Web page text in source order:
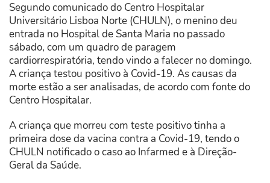
Segundo comunicado do Centro Hospitalar
Universitário Lisboa Norte (CHULN), o menino deu
entrada no Hospital de Santa Maria no passado
sábado, com um quadro de paragem
cardiorrespiratória, tendo vindo a falecer no domingo.
A criança testou positivo à Covid-19. As causas da
morte estão a ser analisadas, de acordo com fonte do
Centro Hospitalar.
A criança que morreu com teste positivo tinha a
primeira dose da vacina contra a Covid-19, tendo o
CHULN notificado o caso ao Infarmed e à Direção-
Geral da Saúde.